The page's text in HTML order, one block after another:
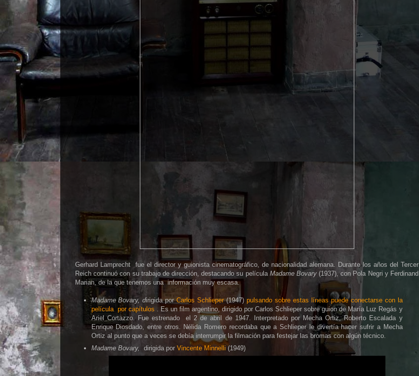
Gerhard Lamprecht fue el director y guionista cinematográfico, de nacionalidad alemana. Durante los años del Tercer
Reich continuó con su trabajo de dirección, destacando su película Madame Bovary(1937), con Pola Negri y Ferdinand
Marian, de la que tenemos una información muy escasa.
Madame Bovary, dirigida porCarlos Schlieper(1947) pulsando sobre estas líneas puede conectarse con la
película por capítulos . Es un film argentino, dirigido por Carlos Schlieper sobre guion de María Luz Regás y
Ariel Cortazzo. Fue estrenado el 2 de abril de 1947. Interpretado por Mecha Ortiz, Roberto Escalada y
Enrique Diosdado, entre otros. Nélida Romero recordaba que a Schlieper le divertía hacer sufrir a Mecha
Ortiz al punto que a veces se debía interrumpir la filmación para festejar las bromas con algún técnico.
Madame Bovary,
dirigida por Vincente Minnelli(1949)